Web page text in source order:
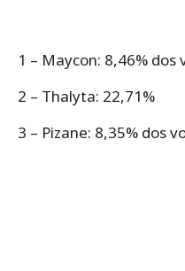
1 – Maycon: 8,46% dos
2 – Thalyta: 22,71%
3 – Pizane: 8,35% dos